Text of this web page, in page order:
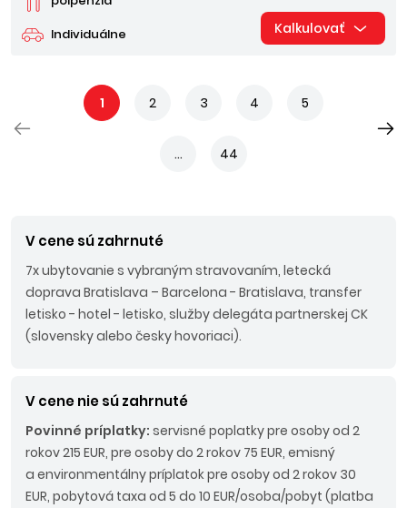
Individuálne Kalkulovať
1 2 3 4 5
... 44
V cene sú zahrnuté
7x ubytovanie s vybraným stravovaním, letecká
doprava Bratislava – Barcelona - Bratislava, transfer
letisko - hotel - letisko, služby delegáta partnerskej CK
(slovensky alebo česky hovoriaci).
V cene nie sú zahrnuté
Povinné príplatky: servisné poplatky pre osoby od 2
rokov 215 EUR, pre osoby do 2 rokov 75 EUR, emisný
a environmentálny príplatok pre osoby od 2 rokov 30
EUR, pobytová taxa od 5 do 10 EUR/osoba/pobyt (platba